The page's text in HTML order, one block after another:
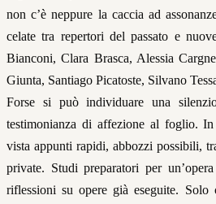
non c’è neppure la caccia ad
celate tra repertori del passato e
Bianconi, Clara Brasca, Alessia
Giunta, Santiago Picatoste, Silvano
Forse si può individuare una
testimonianza di affezione al foglio.
vista appunti rapidi, abbozzi possibili,
private. Studi preparatori per
riflessioni su opere già eseguite.